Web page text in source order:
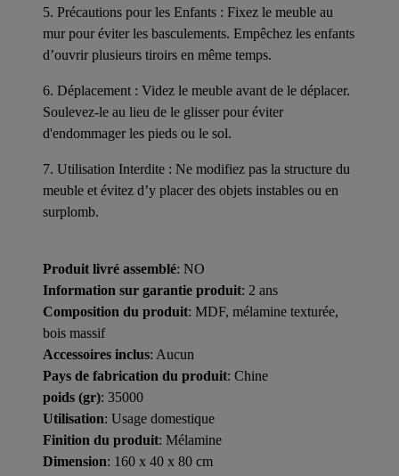
5. Précautions pour les Enfants : Fixez le meuble au
mur pour éviter les basculements. Empêchez les enfants
d’ouvrir plusieurs tiroirs en même temps.
6. Déplacement : Videz le meuble avant de le déplacer.
Soulevez-le au lieu de le glisser pour éviter
d'endommager les pieds ou le sol.
7. Utilisation Interdite : Ne modifiez pas la structure du
meuble et évitez d’y placer des objets instables ou en
surplomb.
Produit livré assemblé: NO
Information sur garantie produit: 2 ans
Composition du produit: MDF, mélamine texturée,
bois massif
Accessoires inclus: Aucun
Pays de fabrication du produit: Chine
poids (gr): 35000
Utilisation: Usage domestique
Finition du produit: Mélamine
Dimension: 160 x 40 x 80 cm